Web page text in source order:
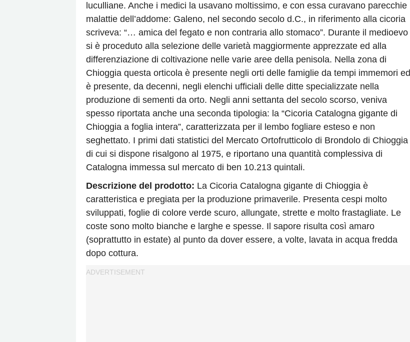
luculliane. Anche i medici la usavano moltissimo, e con essa curavano parecchie
malattie dell’addome: Galeno, nel secondo secolo d.C., in riferimento alla cicoria
scriveva: “… amica del fegato e non contraria allo stomaco”. Durante il medioevo
si è proceduto alla selezione delle varietà maggiormente apprezzate ed alla
differenziazione di coltivazione nelle varie aree della penisola. Nella zona di
Chioggia questa orticola è presente negli orti delle famiglie da tempi immemori ed
è presente, da decenni, negli elenchi ufficiali delle ditte specializzate nella
produzione di sementi da orto. Negli anni settanta del secolo scorso, veniva
spesso riportata anche una seconda tipologia: la “Cicoria Catalogna gigante di
Chioggia a foglia intera”, caratterizzata per il lembo fogliare esteso e non
seghettato. I primi dati statistici del Mercato Ortofrutticolo di Brondolo di Chioggia
di cui si dispone risalgono al 1975, e riportano una quantità complessiva di
Catalogna immessa sul mercato di ben 10.213 quintali.
Descrizione del prodotto: La Cicoria Catalogna gigante di Chioggia è
caratteristica e pregiata per la produzione primaverile. Presenta cespi molto
sviluppati, foglie di colore verde scuro, allungate, strette e molto frastagliate. Le
coste sono molto bianche e larghe e spesse. Il sapore risulta così amaro
(soprattutto in estate) al punto da dover essere, a volte, lavata in acqua fredda
dopo cottura.